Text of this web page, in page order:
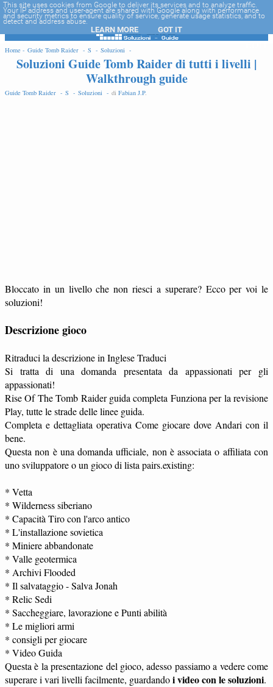
-->
Home - Guide Tomb Raider - S - Soluzioni -
Soluzioni Guide Tomb Raider di tutti i livelli |
Walkthrough guide
Guide Tomb Raider - S - Soluzioni - di Fabian J.P.
Bloccato in un livello che non riesci a superare? Ecco per voi le
soluzioni!
Descrizione gioco
Ritraduci la descrizione in Inglese Traduci
Si tratta di una domanda presentata da appassionati per gli
appassionati!
Rise Of The Tomb Raider guida completa Funziona per la revisione
Play, tutte le strade delle linee guida.
Completa e dettagliata operativa Come giocare dove Andari con il
bene.
Questa non è una domanda ufficiale, non è associata o affiliata con
uno sviluppatore o un gioco di lista pairs.existing:
* Vetta
* Wilderness siberiano
* Capacità Tiro con l'arco antico
* L'installazione sovietica
* Miniere abbandonate
* Valle geotermica
* Archivi Flooded
* Il salvataggio - Salva Jonah
* Relic Sedi
* Saccheggiare, lavorazione e Punti abilità
* Le migliori armi
* consigli per giocare
* Video Guida
Questa è la presentazione del gioco, adesso passiamo a vedere come
superare i vari livelli facilmente, guardandoi video con le soluzioni.
EDIT
This site uses cookies from Google to deliver its services and to analyze traffic.
Your IP address and user-agent are shared with Google along with performance
and security metrics to ensure quality of service, generate usage statistics, and to
detect and address abuse.
LEARN MORE GOT IT